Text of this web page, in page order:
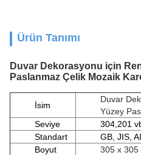
Ürün Tanımı
Duvar Dekorasyonu için
Paslanmaz Çelik Mozaik
İsim
Duvar
Yüzey
Seviye
304,201
Standart
GB, JIS,
Boyut
305 x 305